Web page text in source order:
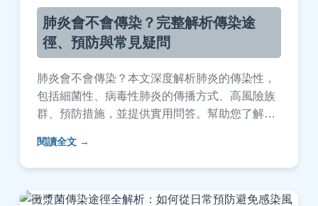
肺炎會不會傳染？完整解析傳染途
徑、預防與常見疑問
肺炎會不會傳染？本文深度解析肺炎的傳染性，
包括細菌性、病毒性肺炎的傳播方式、高風險族
群、預防措施，並提供實用問答。幫助您了解如
閱讀全文